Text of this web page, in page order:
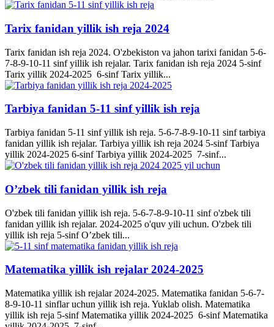
Tarix fanidan yillik ish reja 2024
Tarix fanidan ish reja 2024. O'zbekiston va jahon tarixi fanidan 5-6-
7-8-9-10-11 sinf yillik ish rejalar. Tarix fanidan ish reja 2024 5-sinf
Tarix yillik 2024-2025 6-sinf Tarix yillik...
Tarbiya fanidan 5-11 sinf yillik ish reja
Tarbiya fanidan 5-11 sinf yillik ish reja. 5-6-7-8-9-10-11 sinf tarbiya
fanidan yillik ish rejalar. Tarbiya yillik ish reja 2024 5-sinf Tarbiya
yillik 2024-2025 6-sinf Tarbiya yillik 2024-2025 7-sinf...
O’zbek tili fanidan yillik ish reja
O'zbek tili fanidan yillik ish reja. 5-6-7-8-9-10-11 sinf o'zbek tili
fanidan yillik ish rejalar. 2024-2025 o'quv yili uchun. O'zbek tili
yillik ish reja 5-sinf O’zbek tili...
Matematika yillik ish rejalar 2024-2025
Matematika yillik ish rejalar 2024-2025. Matematika fanidan 5-6-7-
8-9-10-11 sinflar uchun yillik ish reja. Yuklab olish. Matematika
yillik ish reja 5-sinf Matematika yillik 2024-2025 6-sinf Matematika